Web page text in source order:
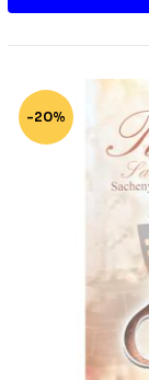
-20%